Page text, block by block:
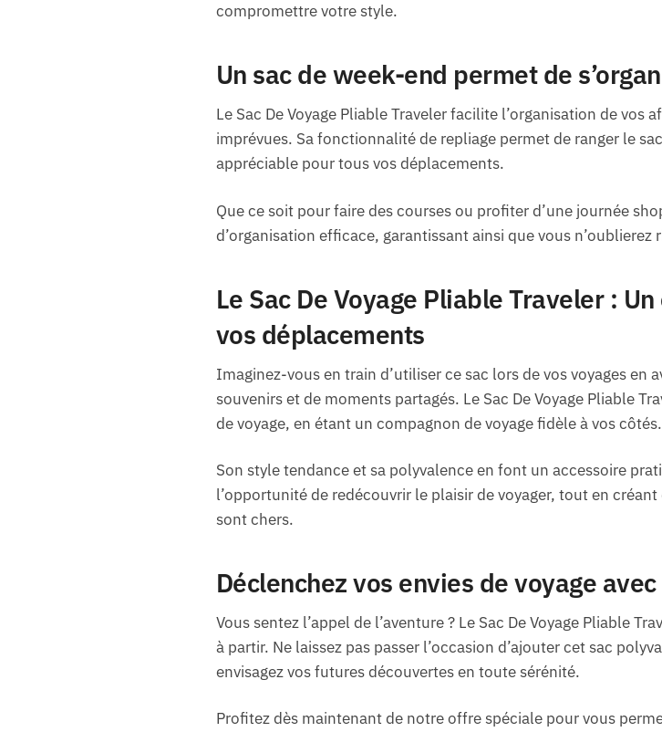
compromettre votre style.
Un sac de week-end permet de
Le Sac De Voyage Pliable Traveler facilite l’organisation de
imprévues. Sa fonctionnalité de repliage permet de ranger le
appréciable pour tous vos déplacements.
Que ce soit pour faire des courses ou profiter d’une journée
d’organisation efficace, garantissant ainsi que vous n’oublierez
Le Sac De Voyage Pliable Traveler :
vos déplacements
Imaginez-vous en train d’utiliser ce sac lors de vos voyages
souvenirs et de moments partagés. Le Sac De Voyage Pliable
de voyage, en étant un compagnon de voyage fidèle à vos côtés.
Son style tendance et sa polyvalence en font un accessoire
l’opportunité de redécouvrir le plaisir de voyager, tout en
sont chers.
Déclenchez vos envies de voyage
Vous sentez l’appel de l’aventure ? Le Sac De Voyage Pliable
à partir. Ne laissez pas passer l’occasion d’ajouter cet sac
envisagez vos futures découvertes en toute sérénité.
Profitez dès maintenant de notre offre spéciale pour vous